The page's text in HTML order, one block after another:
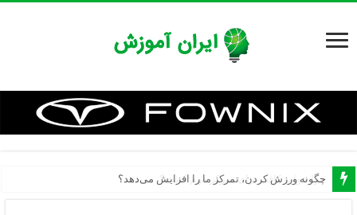
چگونه ورزش کردن، تمرکز ما را افزایش می‌دهد؟